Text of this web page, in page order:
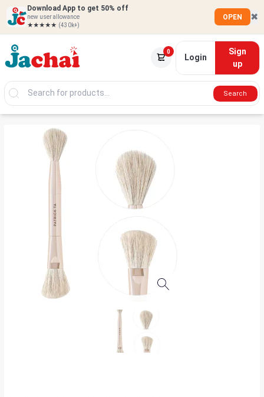
Download App to get 50% off
new user allowance
★★★★★ (430k+)
OPEN ✖
0
Login
Sign
up
Search